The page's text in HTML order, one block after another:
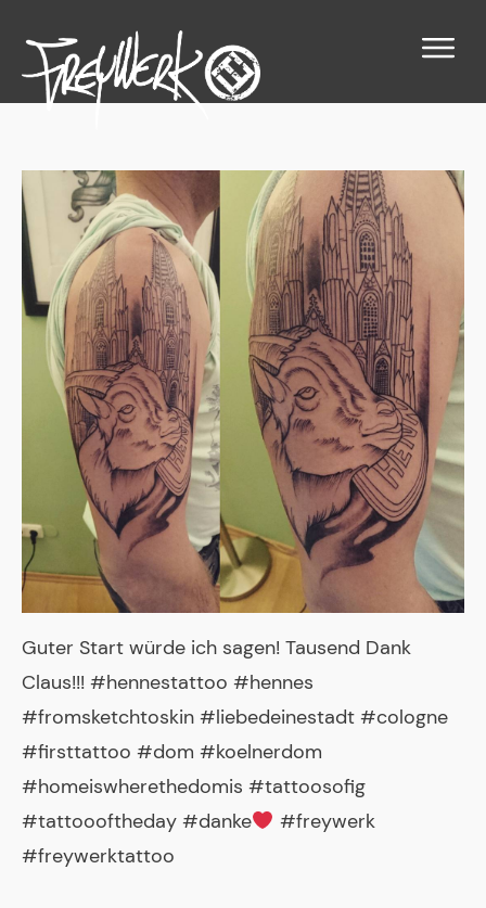
Guter Start würde ich sagen! Tausend Dank
Claus!!! #hennestattoo #hennes
#fromsketchtoskin #liebedeinestadt #cologne
#firsttattoo #dom #koelnerdom
#homeiswherethedomis #tattoosofig
#tattoooftheday #danke
#freywerk
#freywerktattoo